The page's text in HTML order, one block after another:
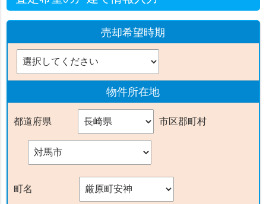
売却希望時期
物件所在地
都道府県 市区郡町村
町名